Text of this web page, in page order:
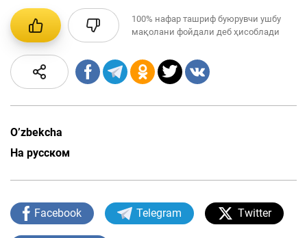
100% нафар ташриф буюрувчи ушбу
мақолани фойдали деб ҳисоблади
O’zbekcha
На русском
Facebook Telegram Twitter